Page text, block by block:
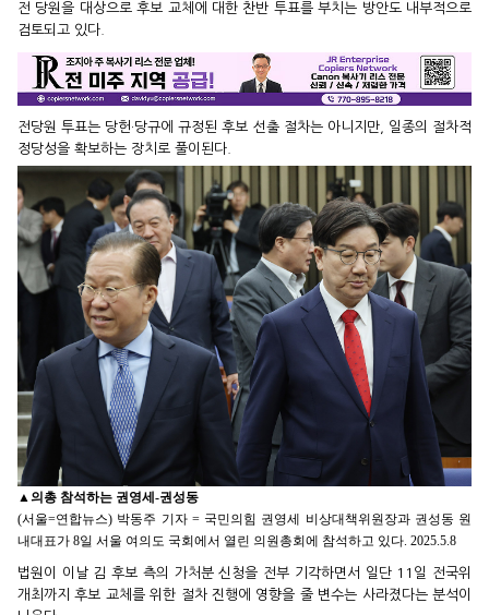
전 당원을 대상으로 후보 교체에 대한 찬반 투표를 부치는 방안도 내부적으로
검토되고 있다.
전당원 투표는 당헌·당규에 규정된 후보 선출 절차는 아니지만, 일종의 절차적
정당성을 확보하는 장치로 풀이된다.
▲의총 참석하는 권영세-권성동
(서울=연합뉴스) 박동주 기자 = 국민의힘 권영세 비상대책위원장과 권성동 원
내대표가 8일 서울 여의도 국회에서 열린 의원총회에 참석하고 있다. 2025.5.8
법원이 이날 김 후보 측의 가처분 신청을 전부 기각하면서 일단 11일 전국위
개최까지 후보 교체를 위한 절차 진행에 영향을 줄 변수는 사라졌다는 분석이